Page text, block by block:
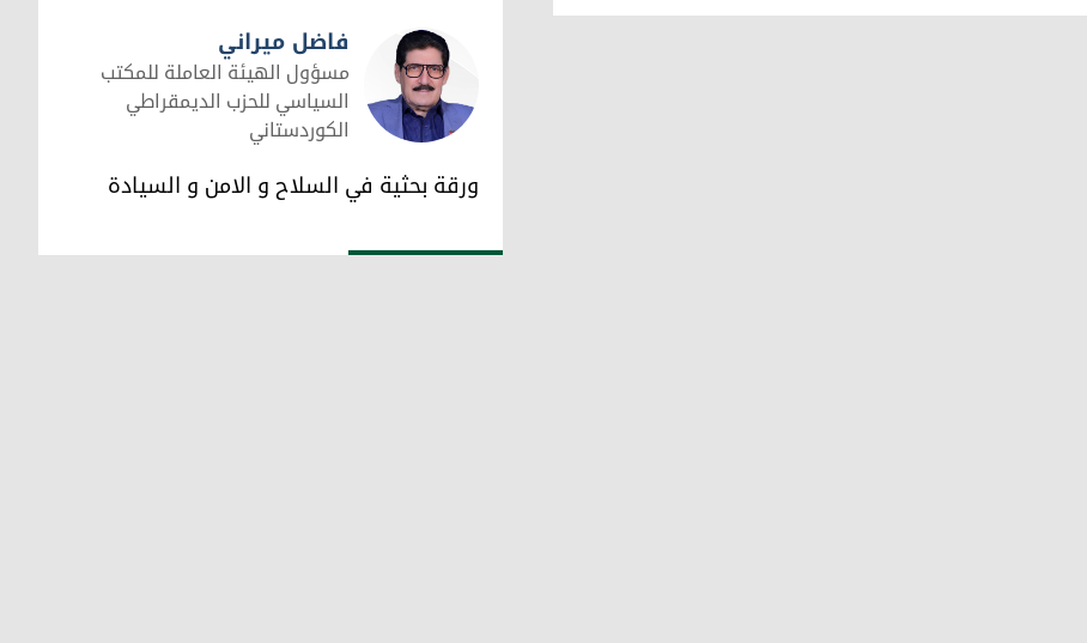
فاضل ميراني
فاضل ميراني
مسؤول الهيئة العاملة للمكتب
السياسي للحزب الديمقراطي
الكوردستاني
ورقة بحثية في السلاح و الامن و السيادة